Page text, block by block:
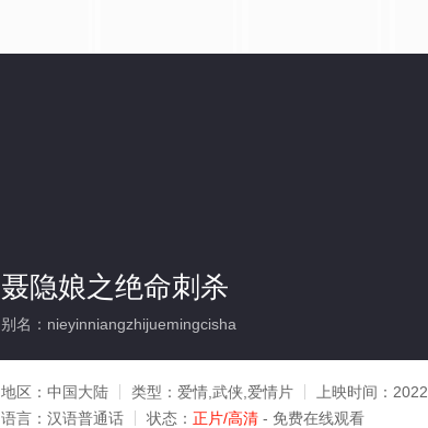
聂隐娘之绝命刺杀
别名：nieyinniangzhijuemingcisha
地区： 中国大陆 类型： 爱情,武侠,爱情片 上映时间： 2022
语言： 汉语普通话 状态： 正片/高清 - 免费在线观看